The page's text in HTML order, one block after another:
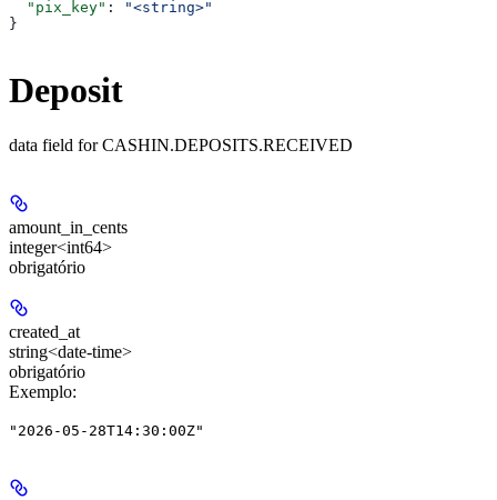
  "pix_key"
:
"<string>"
}
Deposit
data field for CASHIN.DEPOSITS.RECEIVED
amount_in_cents
integer<int64>
obrigatório
created_at
string<date-time>
obrigatório
Exemplo:
"2026-05-28T14:30:00Z"